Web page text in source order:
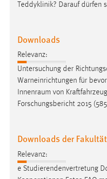
Teddyklinik? Darauf dürfen
Downloads
Relevanz:
Untersuchung der
Warneinrichtungen für
Innenraum von
Forschungsbericht 2015
Downloads der
Relevanz:
e Studierendenvertretung